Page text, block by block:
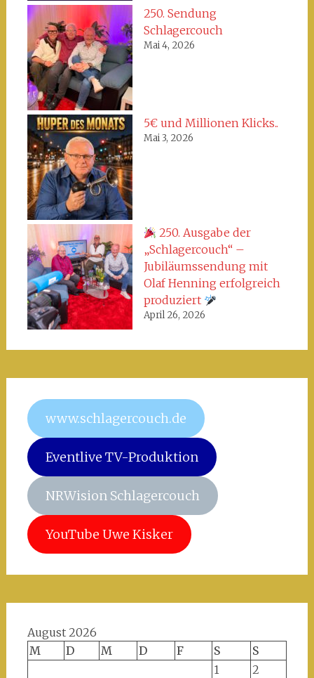
250. Sendung
Schlagercouch
Mai 4, 2026
5€ und Millionen Klicks..
Mai 3, 2026
250. Ausgabe der
„Schlagercouch“ –
Jubiläumssendung mit
Olaf Henning erfolgreich
produziert
April 26, 2026
www.schlagercouch.de
Eventlive TV-Produktion
NRWision Schlagercouch
YouTube Uwe Kisker
August 2026
M
D M D F S
S
1
2